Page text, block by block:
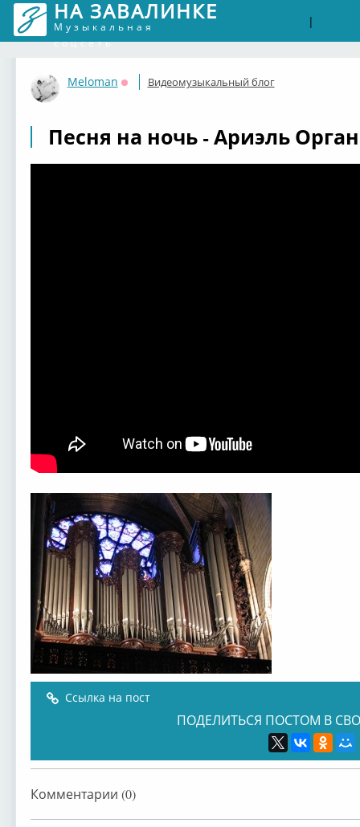
НА ЗАВАЛИНКЕ
Музыкальная
соцсеть
|
Meloman
Оффлайн
Видеомузыкальный блог
Песня на ночь - Ариэль
Ссылка на пост
ПОДЕЛИТЬСЯ ПОСТОМ В
Комментарии (0)